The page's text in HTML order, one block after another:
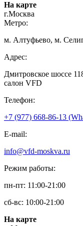
На карте
г.Москва
Метро:
м. Алтуфьево, м.
Адрес:
Дмитровское шоссе
салон VFD
Телефон:
+7 (977) 668-86-13
E-mail:
info@vfd-moskva.ru
Режим работы:
пн-пт: 11:00-21:00
сб-вс: 10:00-21:00
На карте